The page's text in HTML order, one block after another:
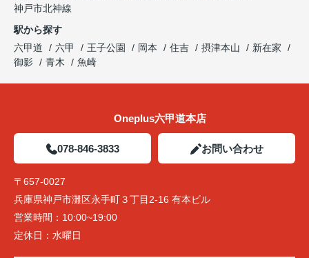
神戸市北神線
駅から探す
六甲道
六甲 王子公園 岡本 住吉 摂津本山
新在家
御影
青木 魚崎
Oneplus六甲道本店
078-846-3833 お問い合わせ
〒657-0027
兵庫県神戸市灘区永手町３丁目2-16 有本ビル
営業時間： 10:00~19:00
定休日： 水曜日